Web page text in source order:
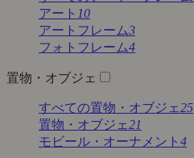
アート 10
アートフレーム3
フォトフレーム4
置物・オブジェ
すべての置物・オブジェ25
置物・オブジェ21
モビール・オーナメント 4